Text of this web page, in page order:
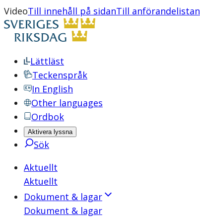
VideoTill innehåll på sidanTill anförandelistan
Lättläst
Teckenspråk
In English
Other languages
Ordbok
Aktivera lyssna
Sök
Aktuellt
Aktuellt
Dokument & lagar
Dokument & lagar